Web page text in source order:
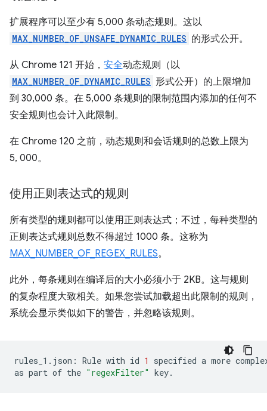
扩展程序可以至少有 5,000 条动态规则。这以
MAX_NUMBER_OF_UNSAFE_DYNAMIC_RULES 的形式公开。
从 Chrome 121 开始， 安全动态规则（以
MAX_NUMBER_OF_DYNAMIC_RULES 形式公开）的上限增加
到 30,000 条。在 5,000 条规则的限制范围内添加的任何不
安全规则也会计入此限制。
在 Chrome 120 之前，动态规则和会话规则的总数上限为
5, 000。
使用正则表达式的规则
所有类型的规则都可以使用正则表达式；不过，每种类型的
正则表达式规则总数不得超过 1000 条。这称为
MAX_NUMBER_OF_REGEX_RULES。
此外，每条规则在编译后的大小必须小于 2KB。这与规则
的复杂程度大致相关。如果您尝试加载超出此限制的规则，
系统会显示类似如下的警告，并忽略该规则。
rules_1.json: Rule with id 1 specified a more
as part of the "regexFilter"